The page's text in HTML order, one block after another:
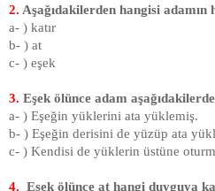
2. Aşağıdakilerden hangisi
a- ) katır
b- ) at
c- ) eşek
3. Eşek ölünce adam
a- ) Eşeğin yüklerini ata yüklemiş.
b- ) Eşeğin derisini de yüzüp ata
c- ) Kendisi de yüklerin üstüne
4. Eşek ölünce at hangi duyguya